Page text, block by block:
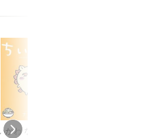
かわ なんか小さ